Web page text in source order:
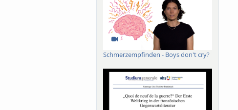
Schmerzempfinden - Boys don't cry?